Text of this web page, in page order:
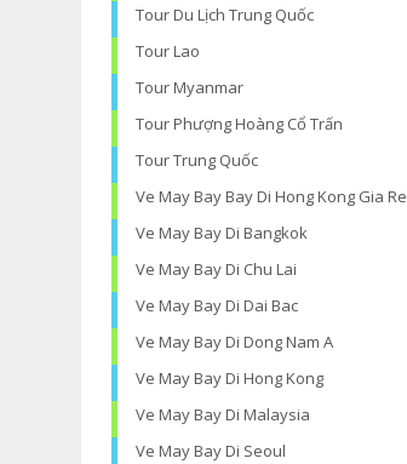
Tour Du Lịch Trung Quốc
Tour Lao
Tour Myanmar
Tour Phượng Hoàng Cổ Trấn
Tour Trung Quốc
Ve May Bay Bay Di Hong Kong Gia Re
Ve May Bay Di Bangkok
Ve May Bay Di Chu Lai
Ve May Bay Di Dai Bac
Ve May Bay Di Dong Nam A
Ve May Bay Di Hong Kong
Ve May Bay Di Malaysia
Ve May Bay Di Seoul